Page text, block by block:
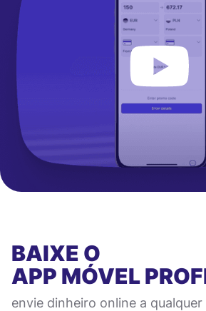
BAIXE O
APP MÓVEL
envie dinheiro online a